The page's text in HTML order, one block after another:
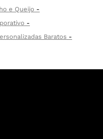
e Queijo
Baratos